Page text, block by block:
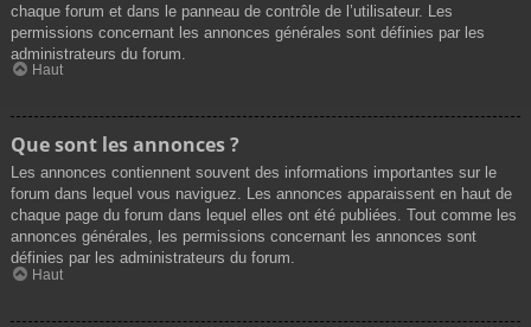
chaque forum et dans le panneau de contrôle de l’utilisateur. Les
permissions concernant les annonces générales sont définies par les
administrateurs du forum.
Haut
Que sont les annonces ?
Les annonces contiennent souvent des informations importantes sur le
forum dans lequel vous naviguez. Les annonces apparaissent en haut de
chaque page du forum dans lequel elles ont été publiées. Tout comme les
annonces générales, les permissions concernant les annonces sont
définies par les administrateurs du forum.
Haut